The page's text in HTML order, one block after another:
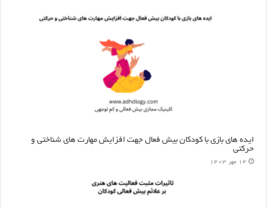
ایده های بازی با کودکان بیش فعال جهت افزایش مهارت های شناختی و
حرکتی
14 مهر 1403